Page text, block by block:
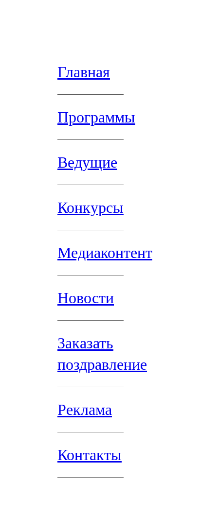
Главная
Программы
Ведущие
Конкурсы
Медиаконтент
Новости
Заказать
поздравление
Реклама
Контакты